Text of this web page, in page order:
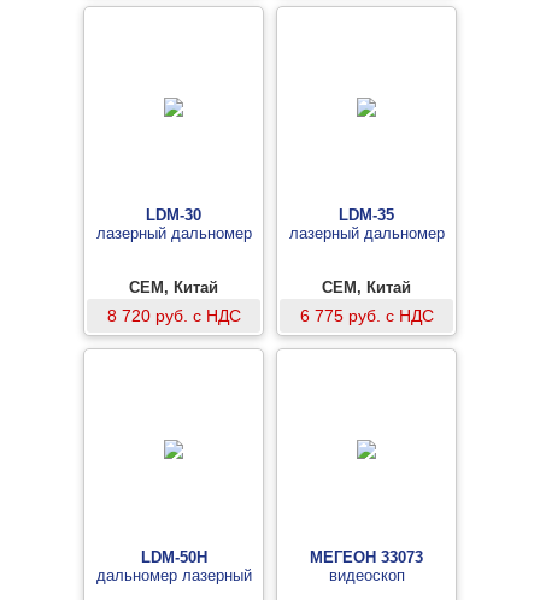
LDM-30
лазерный дальномер
CEM, Китай
8 720 руб. с НДС
LDM-35
лазерный дальномер
CEM, Китай
6 775 руб. с НДС
LDM-50H
дальномер лазерный
МЕГЕОН 33073
видеоскоп